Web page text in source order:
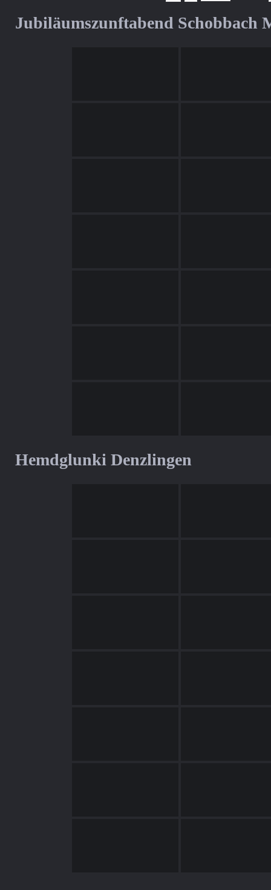
Jubiläumszunftabend Schobbach
Hemdglunki Denzlingen